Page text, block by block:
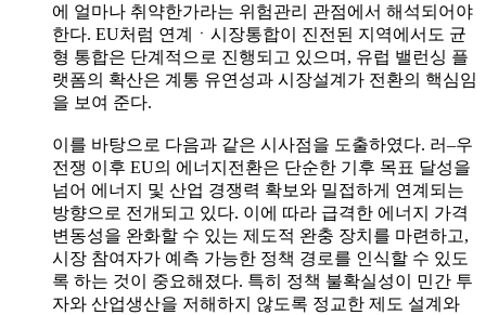
에 얼마나 취약한가라는 위험관리 관점에서 해석되어야
한다. EU처럼 연계ㆍ시장통합이 진전된 지역에서도 균
형 통합은 단계적으로 진행되고 있으며, 유럽 밸런싱 플
랫폼의 확산은 계통 유연성과 시장설계가 전환의 핵심임
을 보여 준다.
이를 바탕으로 다음과 같은 시사점을 도출하였다. 러–우
전쟁 이후 EU의 에너지전환은 단순한 기후 목표 달성을
넘어 에너지 및 산업 경쟁력 확보와 밀접하게 연계되는
방향으로 전개되고 있다. 이에 따라 급격한 에너지 가격
변동성을 완화할 수 있는 제도적 완충 장치를 마련하고,
시장 참여자가 예측 가능한 정책 경로를 인식할 수 있도
록 하는 것이 중요해졌다. 특히 정책 불확실성이 민간 투
자와 산업생산을 저해하지 않도록 정교한 제도 설계와